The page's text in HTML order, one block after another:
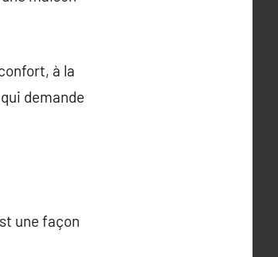
à la
demande
une façon